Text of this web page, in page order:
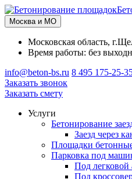
Москва и МО
Московская область,
Время работы: без
info@beton-bs.ru 8 495 175-25-
Заказать звонок
Заказать смету
Услуги
Бетонирование
Заезд через
Площадки
Парковка под
Под легковой
Под